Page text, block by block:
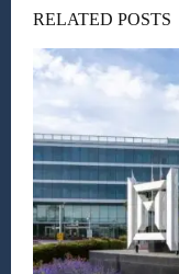
RELATED POSTS